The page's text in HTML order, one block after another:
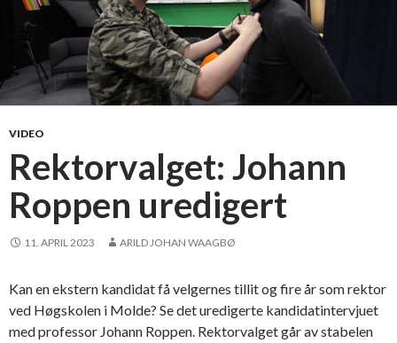
VIDEO
Rektorvalget: Johann
Roppen uredigert
11. APRIL 2023 ARILD JOHAN WAAGBØ
Kan en ekstern kandidat få velgernes tillit og fire år som rektor
ved Høgskolen i Molde? Se det uredigerte kandidatintervjuet
med professor Johann Roppen. Rektorvalget går av stabelen